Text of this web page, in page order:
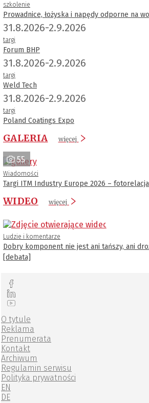
szkolenie
Prowadnice, łożyska i napędy odporne na
31.8.2026-2.9.2026
targi
Forum BHP
31.8.2026-2.9.2026
targi
Weld Tech
31.8.2026-2.9.2026
targi
Poland Coatings Expo
GALERIA więcej
55
Wiadomości
Targi ITM Industry Europe 2026 –
WIDEO więcej
Ludzie i komentarze
Dobry komponent nie jest ani tańszy, ani
[debata]
O tytule
Reklama
Prenumerata
Kontakt
Archiwum
Regulamin serwisu
Polityka prywatności
EN
DE